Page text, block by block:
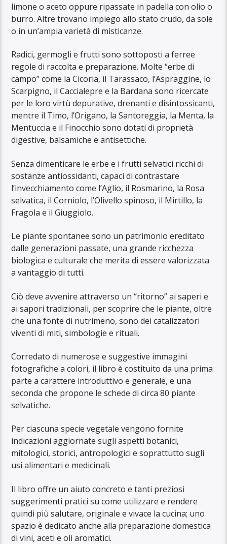
limone o aceto oppure ripassate in padella con olio o
burro. Altre trovano impiego allo stato crudo, da sole
o in un’ampia varietà di misticanze.
Radici, germogli e frutti sono sottoposti a ferree
regole di raccolta e preparazione. Molte “erbe di
campo” come la Cicoria, il Tarassaco, l’Aspraggine, lo
Scarpigno, il Caccialepre e la Bardana sono ricercate
per le loro virtù depurative, drenanti e disintossicanti,
mentre il Timo, l’Origano, la Santoreggia, la Menta, la
Mentuccia e il Finocchio sono dotati di proprietà
digestive, balsamiche e antisettiche.
Senza dimenticare le erbe e i frutti selvatici ricchi di
sostanze antiossidanti, capaci di contrastare
l’invecchiamento come l’Aglio, il Rosmarino, la Rosa
selvatica, il Corniolo, l’Olivello spinoso, il Mirtillo, la
Fragola e il Giuggiolo.
Le piante spontanee sono un patrimonio ereditato
dalle generazioni passate, una grande ricchezza
biologica e culturale che merita di essere valorizzata
a vantaggio di tutti.
Ciò deve avvenire attraverso un “ritorno” ai saperi e
ai sapori tradizionali, per scoprire che le piante, oltre
che una fonte di nutrimeno, sono dei catalizzatori
viventi di miti, simbologie e rituali.
Corredato di numerose e suggestive immagini
fotografiche a colori, il libro è costituito da una prima
parte a carattere introduttivo e generale, e una
seconda che propone le schede di circa 80 piante
selvatiche.
Per ciascuna specie vegetale vengono fornite
indicazioni aggiornate sugli aspetti botanici,
mitologici, storici, antropologici e soprattutto sugli
usi alimentari e medicinali.
Il libro offre un aiuto concreto e tanti preziosi
suggerimenti pratici su come utilizzare e rendere
quindi più salutare, originale e vivace la cucina; uno
spazio è dedicato anche alla preparazione domestica
di vini, aceti e oli aromatici.